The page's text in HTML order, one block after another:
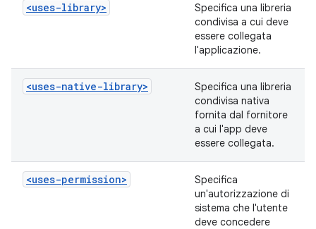
<uses-library>
Specifica una libreria
condivisa a cui deve
essere collegata
l'applicazione.
<uses-native-library>
Specifica una libreria
condivisa nativa
fornita dal fornitore
a cui l'app deve
essere collegata.
<uses-permission>
Specifica
un'autorizzazione di
sistema che l'utente
deve concedere